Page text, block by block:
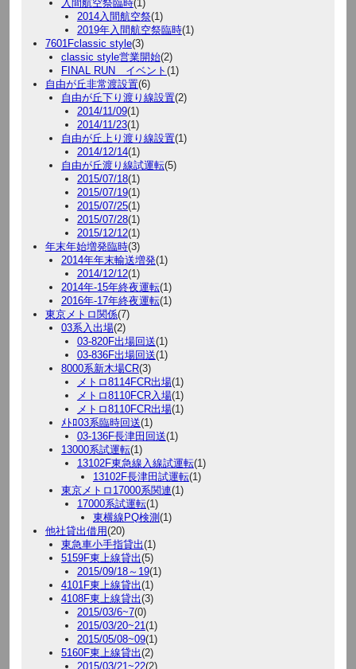
入間航空祭臨時(1)
2014入間航空祭(1)
2019年入間航空祭臨時(1)
7601Fclassic style(3)
classic style営業開始(2)
FINAL RUN イベント (1)
自由が丘非常渡設置(6)
自由が丘下り渡り線設置(2)
2014/11/09(1)
2014/11/23(1)
自由が丘上り渡り線設置(1)
2014/12/14(1)
自由が丘渡り線試運転(5)
2015/07/18(1)
2015/07/19(1)
2015/07/25(1)
2015/07/28(1)
2015/12/12(1)
年末年始増発臨時(3)
2014年年末輸送増発(1)
2014/12/12(1)
2014年-15年終夜運転(1)
2016年-17年終夜運転(1)
東京メトロ関係(7)
03系入出場(2)
03-820F出場回送(1)
03-836F出場回送(1)
8000系新木場CR(3)
メトロ8114FCR出場(1)
メトロ8110FCR入場(1)
メトロ8110FCR出場(1)
ﾒﾄﾛ03系臨時回送(1)
03-136F長津田回送(1)
13000系試運転(1)
13102F東急線入線試運転(1)
13102F長津田試運転(1)
東京メトロ17000系関連(1)
17000系試運転(1)
東横線PQ検測 (1)
他社貸出借用(20)
東急車小手指貸出(1)
5159F東上線貸出(5)
2015/09/18～19(1)
4101F東上線貸出(1)
4108F東上線貸出(3)
2015/03/6~7(0)
2015/03/20~21 (1)
2015/05/08~09(1)
5160F東上線貸出(2)
2015/03/21~22(2)